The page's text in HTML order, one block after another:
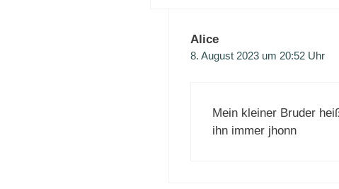
Alice
8. August 2023 um 20:52 Uhr
Mein kleiner Bruder
ihn immer jhonn ‍